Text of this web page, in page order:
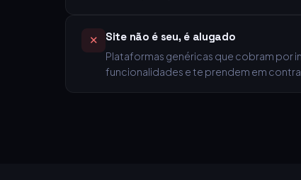
✕ Site não é seu, é alugado
Plataformas genéricas que cobram por
funcionalidades e te prendem em